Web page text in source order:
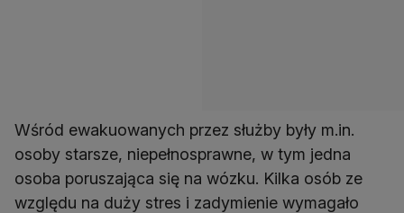
Wśród ewakuowanych przez służby były m.in.
osoby starsze, niepełnosprawne, w tym jedna
osoba poruszająca się na wózku. Kilka osób ze
względu na duży stres i zadymienie wymagało